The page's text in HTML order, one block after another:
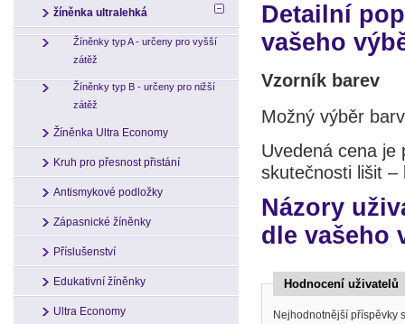
Detailní
vašeho
Vzorník barev
Možný výběr
Uvedená cena
skutečnosti lišit
Názory
dle vašeho
Hodnocení uživatelů
Nejhodnotnější příspěvky
žíněnka ultralehká
Žíněnky typ A - určeny pro vyšší
zátěž
Žíněnky typ B - určeny pro nižší
zátěž
Žíněnka Ultra Economy
Kruh pro přesnost přistání
Antismykové podložky
Zápasnické žíněnky
Příslušenství
Edukativní žíněnky
Ultra Economy